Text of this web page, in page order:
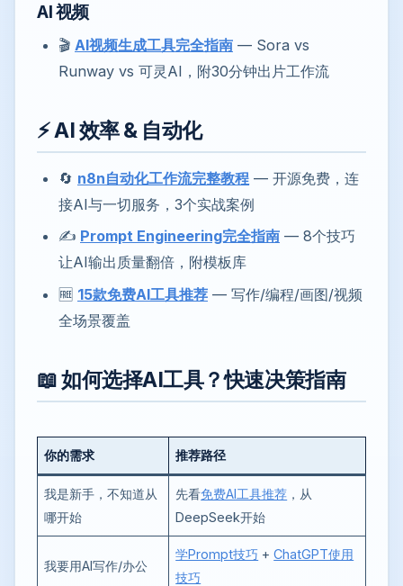
AI 视频
🎬 AI视频生成工具完全指南 — Sora vs
Runway vs 可灵AI，附30分钟出片工作流
⚡ AI 效率 & 自动化
🔄 n8n自动化工作流完整教程 — 开源免费，连
接AI与一切服务，3个实战案例
✍️ Prompt Engineering完全指南 — 8个技巧
让AI输出质量翻倍，附模板库
🆓 15款免费AI工具推荐 — 写作/编程/画图/视频
全场景覆盖
📖 如何选择AI工具？快速决策指南
你的需求 推荐路径
我是新手，不知道从
哪开始
先看免费AI工具推荐 ，从
DeepSeek开始
我要用AI写作/办公
学Prompt技巧 +ChatGPT使用
技巧